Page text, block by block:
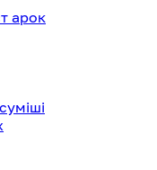
арок